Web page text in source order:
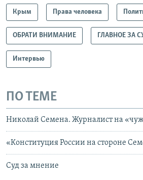
Крым Права человека
ОБРАТИ ВНИМАНИЕ ГЛАВНОЕ ЗА
Интервью
ПО ТЕМЕ
Николай Семена. Журналист на
«Конституция России на стороне
Суд за мнение